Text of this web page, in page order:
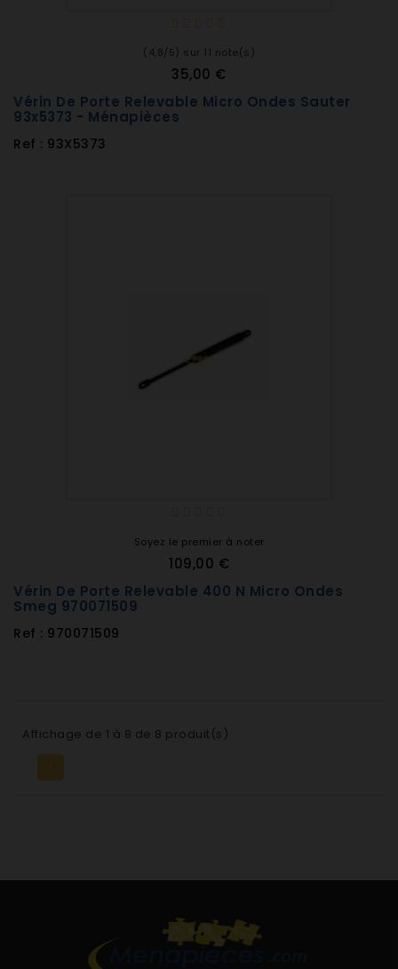
(4,8/5) sur 11 note(s)
35,00 €
Vérin De Porte Relevable Micro Ondes Sauter
93x5373 - Ménapièces
Ref : 93X5373
Soyez le premier à noter
109,00 €
Vérin De Porte Relevable 400 N Micro Ondes
Smeg 970071509
Ref : 970071509
Affichage de 1 à 8 de 8 produit(s)
1